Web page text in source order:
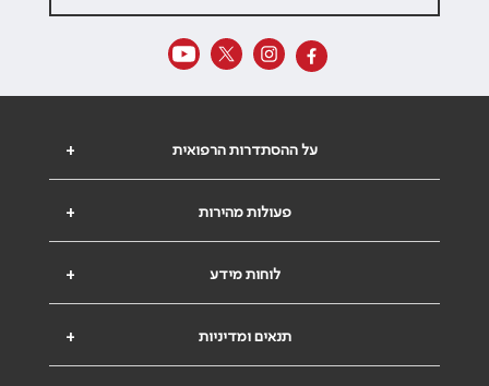
+ על ההסתדרות הרפואית
+ פעולות מהירות
+ לוחות מידע
+ תנאים ומדיניות